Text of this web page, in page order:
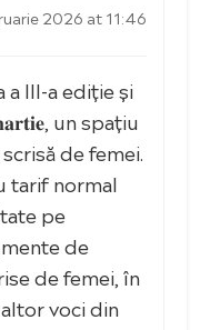
2026 at 11:46
a III-a ediție și
un spațiu
de femei.
tarif normal
pe
de
de femei, în
voci din